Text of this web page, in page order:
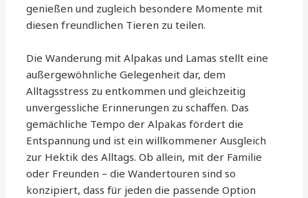
genießen und zugleich besondere Momente mit
diesen freundlichen Tieren zu teilen.
Die Wanderung mit Alpakas und Lamas stellt eine
außergewöhnliche Gelegenheit dar, dem
Alltagsstress zu entkommen und gleichzeitig
unvergessliche Erinnerungen zu schaffen. Das
gemächliche Tempo der Alpakas fördert die
Entspannung und ist ein willkommener Ausgleich
zur Hektik des Alltags. Ob allein, mit der Familie
oder Freunden – die Wandertouren sind so
konzipiert, dass für jeden die passende Option